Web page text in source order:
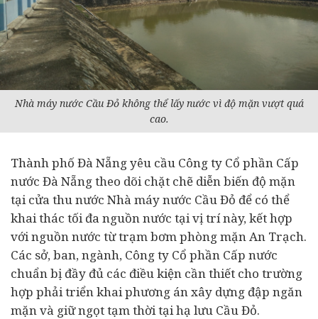
Nhà máy nước Cầu Đỏ không thể lấy nước vì độ mặn vượt quá
cao.
Thành phố Đà Nẵng yêu cầu Công ty Cổ phần Cấp
nước Đà Nẵng theo dõi chặt chẽ diễn biến độ mặn
tại cửa thu nước Nhà máy nước Cầu Đỏ để có thể
khai thác tối đa nguồn nước tại vị trí này, kết hợp
với nguồn nước từ trạm bơm phòng mặn An Trạch.
Các sở, ban, ngành, Công ty Cổ phần Cấp nước
chuẩn bị đầy đủ các điều kiện cần thiết cho trường
hợp phải triển khai phương án xây dựng đập ngăn
mặn và giữ ngọt tạm thời tại hạ lưu Cầu Đỏ.